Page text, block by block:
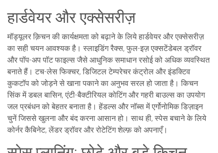
हार्डवेयर और एक्सेसरीज़
मॉड्यूलर क़िचन की कार्यक्षमता को बढ़ाने के लिये हार्डवेयर और एक्सेसरीज़
का सही चयन आवश्यक है। स्लाइडिंग रैक्स, फुल-इज़ एक्सटेंडेबल ड्रॉवर
और पॉप-अप पॉट फाइल्स जैसे आधुनिक समाधान रसोई को अधिक व्यवस्थित
बनाते हैं। टच-लेस फिक्चर, डिजिटल टेम्परेचर कंट्रोल और इंडक्टिव
कुकटॉप को जोड़ने से खाना पकाने का अनुभव सरल हो जाता है। किचन
सिंक में डबल बासिन, एंटी-बैक्टीरियल कोटिंग और गहरी बाउल्स का उपयोग
जल प्रबंधन को बेहतर बनाता है। हेंडल्स और नॉब्स में एर्गोनोमिक डिज़ाइन
चुनें जिससे खुलना और बंद करना आसान हो। साथ ही, स्पेस बचाने के लिये
कोर्नर कैबिनेट, लेंडर ड्रॉवर और रोटेटिंग शेल्फ़ को अपनाएँ।